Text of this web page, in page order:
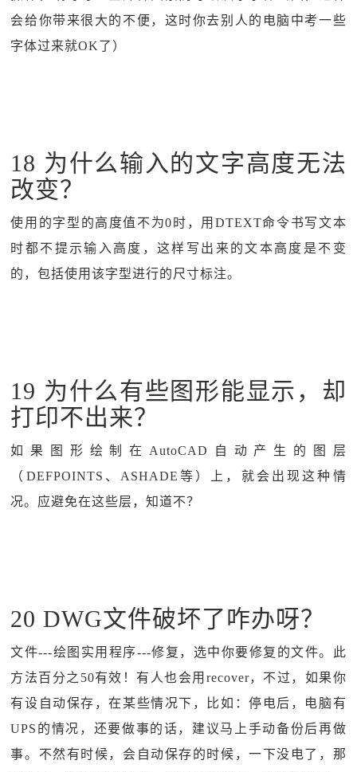
会给你带来很大的不便，这时你去别人的电脑中考一些
字体过来就OK了）
18 为什么输入的文字高度无法
改变？
使用的字型的高度值不为0时，用DTEXT命令书写文本
时都不提示输入高度，这样写出来的文本高度是不变
的，包括使用该字型进行的尺寸标注。
19 为什么有些图形能显示，却
打印不出来？
如果图形绘制在AutoCAD自动产生的图层
（DEFPOINTS、ASHADE等）上，就会出现这种情
况。应避免在这些层，知道不？
20 DWG文件破坏了咋办呀？
文件---绘图实用程序---修复，选中你要修复的文件。此
方法百分之50有效！有人也会用recover，不过，如果你
有设自动保存，在某些情况下，比如：停电后，电脑有
UPS的情况，还要做事的话，建议马上手动备份后再做
事。不然有时候，会自动保存的时候，一下没电了，那